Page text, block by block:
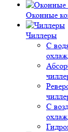
Оконные
Чиллеры
С
С